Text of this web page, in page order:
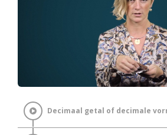
Decimaal getal of decimale